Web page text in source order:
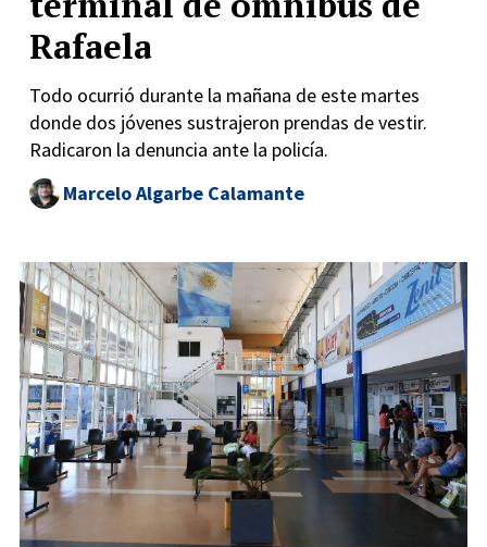
Rafaela
Todo ocurrió durante la mañana de este martes
donde dos jóvenes sustrajeron prendas de vestir.
Radicaron la denuncia ante la policía.
Marcelo Algarbe Calamante